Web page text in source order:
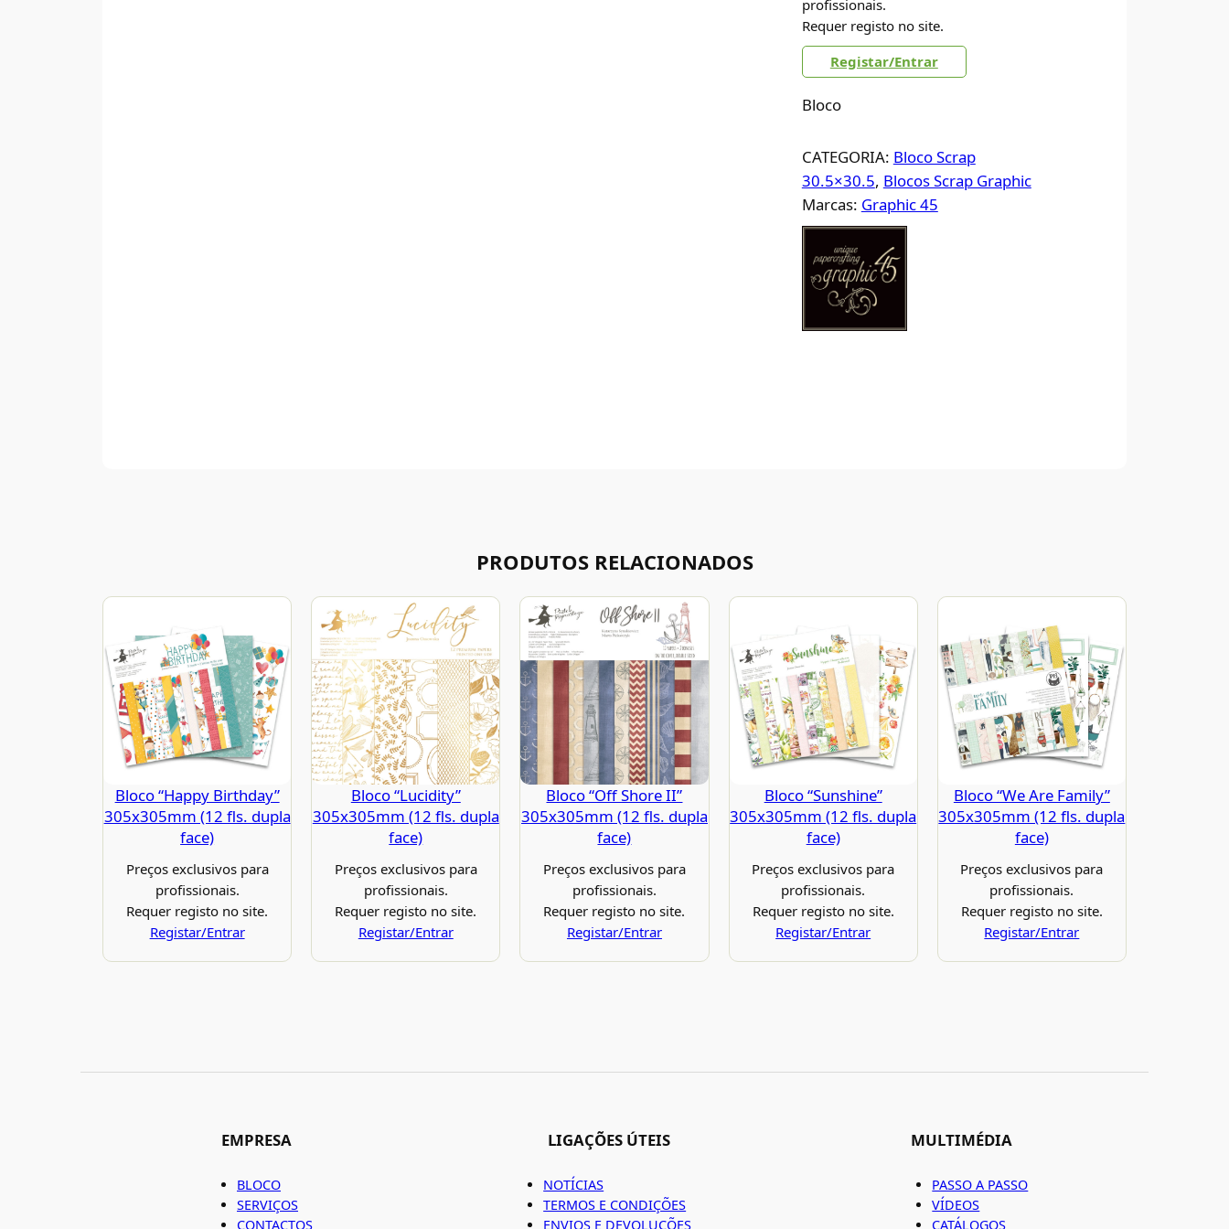
profissionais.
Requer registo no site.
Registar/Entrar
Bloco
CATEGORIA: Bloco Scrap
30.5×30.5, Blocos Scrap Graphic
Marcas: Graphic 45
PRODUTOS RELACIONADOS
Bloco “Happy Birthday”
305x305mm (12 fls. dupla
face)
Preços exclusivos para
profissionais.
Requer registo no site.
Registar/Entrar
Bloco “Lucidity”
305x305mm (12 fls. dupla
face)
Preços exclusivos para
profissionais.
Requer registo no site.
Registar/Entrar
Bloco “Off Shore II”
305x305mm (12 fls. dupla
face)
Preços exclusivos para
profissionais.
Requer registo no site.
Registar/Entrar
Bloco “Sunshine”
305x305mm (12 fls. dupla
face)
Preços exclusivos para
profissionais.
Requer registo no site.
Registar/Entrar
Bloco “We Are Family”
305x305mm (12 fls. dupla
face)
Preços exclusivos para
profissionais.
Requer registo no site.
Registar/Entrar
EMPRESA
BLOCO
SERVIÇOS
CONTACTOS
LIGAÇÕES ÚTEIS
NOTÍCIAS
TERMOS E CONDIÇÕES
ENVIOS E DEVOLUÇÕES
MULTIMÉDIA
PASSO A PASSO
VÍDEOS
CATÁLOGOS